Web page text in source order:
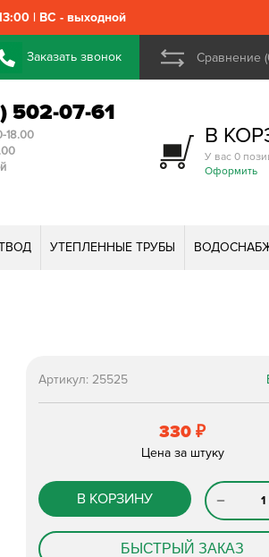
| ВС - выходной
Заказать звонок Сравнение
502-07-61
18.00
В
У вас 0
Оформить
УТЕПЛЕННЫЕ ТРУБЫ
Артикул:25525
330₽
Цена за штуку
В КОРЗИНУ
БЫСТРЫЙ ЗАКАЗ